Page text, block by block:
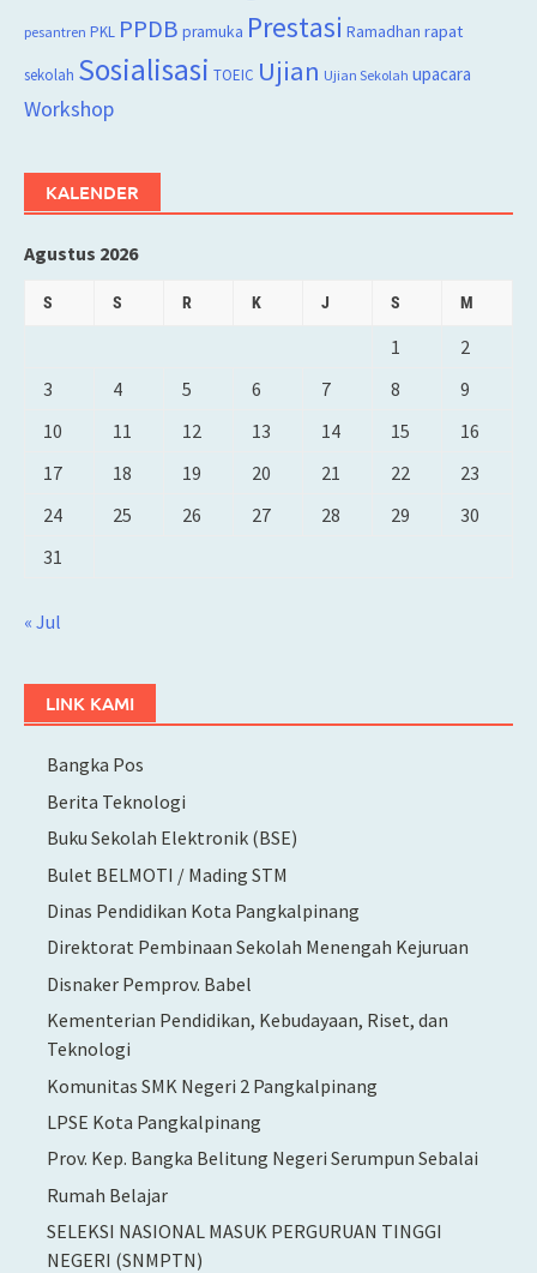
pesantren PKL PPDB pramuka Prestasi Ramadhan rapat
sekolah Sosialisasi TOEIC Ujian Ujian Sekolah upacara
Workshop
KALENDER
Agustus 2026
S S R K J S M
1
2
3
4 5 6 7 8
9
10
11 12 13 14 15
16
17
18 19 20 21 22
23
24
25 26 27 28 29
30
31
« Jul
LINK KAMI
Bangka Pos
Berita Teknologi
Buku Sekolah Elektronik (BSE)
Bulet BELMOTI / Mading STM
Dinas Pendidikan Kota Pangkalpinang
Direktorat Pembinaan Sekolah Menengah Kejuruan
Disnaker Pemprov. Babel
Kementerian Pendidikan, Kebudayaan, Riset, dan
Teknologi
Komunitas SMK Negeri 2 Pangkalpinang
LPSE Kota Pangkalpinang
Prov. Kep. Bangka Belitung Negeri Serumpun Sebalai
Rumah Belajar
SELEKSI NASIONAL MASUK PERGURUAN TINGGI
NEGERI (SNMPTN)